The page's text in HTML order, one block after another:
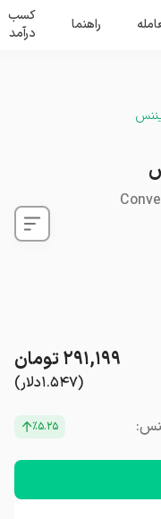
راهنما
کسب
درآمد
(۱.۵۴۷دلار)
۲۹۱,۱۹۹تومان
٪۵.۲۵